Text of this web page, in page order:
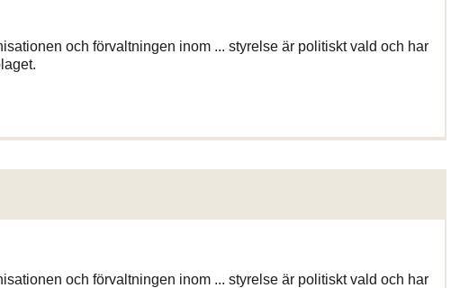
och förvaltningen inom ... styrelse är politiskt vald och har
och förvaltningen inom ... styrelse är politiskt vald och har